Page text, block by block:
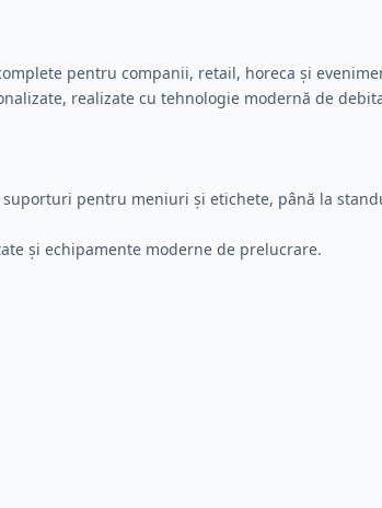
pentru companii, retail, horeca și
realizate cu tehnologie modernă de
pentru meniuri și etichete, până la
și echipamente moderne de prelucrare.